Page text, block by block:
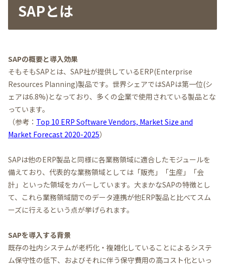
SAPとは
SAPの概要と導入効果
そもそもSAPとは、SAP社が提供しているERP(Enterprise
Resources Planning)製品です。世界シェアではSAPは第一位(シ
ェアは6.8%)となっており、多くの企業で使用されている製品とな
っています。
（参考： Top 10 ERP Software Vendors, Market Size and
Market Forecast 2020-2025）
SAPは他のERP製品と同様に各業務領域に適合したモジュールを
備えており、代表的な業務領域としては「販売」「生産」「会
計」といった領域をカバーしています。大まかなSAPの特徴とし
て、これら業務領域間でのデータ連携が他ERP製品と比べてスム
ーズに行えるという点が挙げられます。
SAPを導入する背景
既存の社内システムが老朽化・複雑化していることによるシステ
ム保守性の低下、およびそれに伴う保守費用の高コスト化といっ